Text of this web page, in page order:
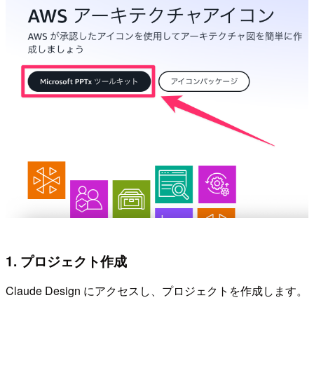
1. プロジェクト作成
Claude Design にアクセスし、プロジェクトを作成します。